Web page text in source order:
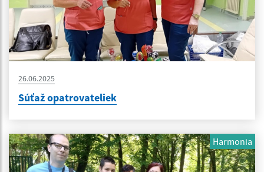
26.06.2025
Súťaž opatrovateliek
Harmonia